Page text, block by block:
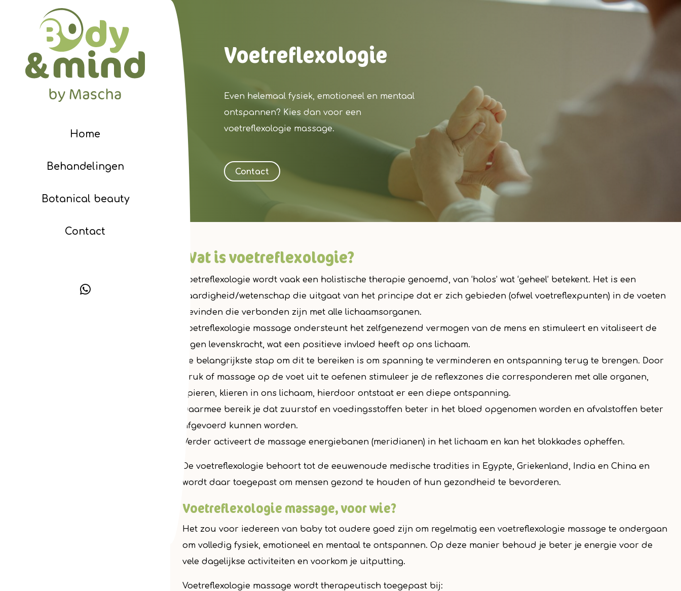
Home
Behandelingen
Botanical beauty
Contact
Voetreflexologie
Even helemaal fysiek, emotioneel en mentaal
ontspannen? Kies dan voor een
voetreflexologie massage.
Contact
Wat is voetreflexologie?
Voetreflexologie wordt vaak een holistische therapie genoemd, van ‘holos’ wat ‘geheel’ betekent. Het is een
vaardigheid/wetenschap die uitgaat van het principe dat er zich gebieden (ofwel voetreflexpunten) in de voeten
bevinden die verbonden zijn met alle lichaamsorganen.
Voetreflexologie massage ondersteunt het zelfgenezend vermogen van de mens en stimuleert en vitaliseert de
eigen levenskracht, wat een positieve invloed heeft op ons lichaam.
De belangrijkste stap om dit te bereiken is om spanning te verminderen en ontspanning terug te brengen. Door
druk of massage op de voet uit te oefenen stimuleer je de reflexzones die corresponderen met alle organen,
spieren, klieren in ons lichaam, hierdoor ontstaat er een diepe ontspanning.
Daarmee bereik je dat zuurstof en voedingsstoffen beter in het bloed opgenomen worden en afvalstoffen beter
afgevoerd kunnen worden.
Verder activeert de massage energiebanen (meridianen) in het lichaam en kan het blokkades opheffen.
De voetreflexologie behoort tot de eeuwenoude medische tradities in Egypte, Griekenland, India en China en
wordt daar toegepast om mensen gezond te houden of hun gezondheid te bevorderen.
Voetreflexologie massage, voor wie?
Het zou voor iedereen van baby tot oudere goed zijn om regelmatig een voetreflexologie massage te ondergaan
om volledig fysiek, emotioneel en mentaal te ontspannen. Op deze manier behoud je beter je energie voor de
vele dagelijkse activiteiten en voorkom je uitputting.
Voetreflexologie massage wordt therapeutisch toegepast bij: